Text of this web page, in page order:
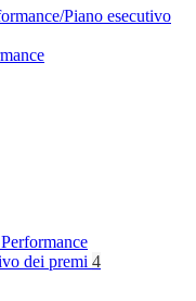
Piano esecutivo
dei premi 4